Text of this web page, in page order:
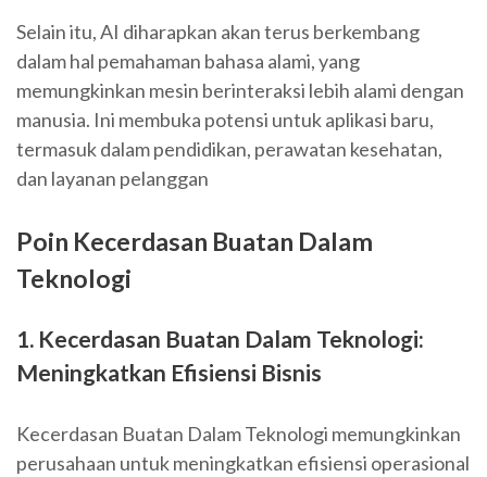
Selain itu, AI diharapkan akan terus berkembang
dalam hal pemahaman bahasa alami, yang
memungkinkan mesin berinteraksi lebih alami dengan
manusia. Ini membuka potensi untuk aplikasi baru,
termasuk dalam pendidikan, perawatan kesehatan,
dan layanan pelanggan
Poin Kecerdasan Buatan Dalam
Teknologi
1. Kecerdasan Buatan Dalam Teknologi:
Meningkatkan Efisiensi Bisnis
Kecerdasan Buatan Dalam Teknologi memungkinkan
perusahaan untuk meningkatkan efisiensi operasional